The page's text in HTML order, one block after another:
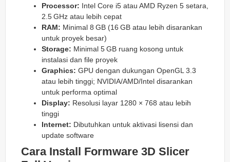
Processor: Intel Core i5 atau AMD Ryzen 5 setara,
2.5 GHz atau lebih cepat
RAM: Minimal 8 GB (16 GB atau lebih disarankan
untuk proyek besar)
Storage: Minimal 5 GB ruang kosong untuk
instalasi dan file proyek
Graphics: GPU dengan dukungan OpenGL 3.3
atau lebih tinggi; NVIDIA/AMD/Intel disarankan
untuk performa optimal
Display: Resolusi layar 1280 × 768 atau lebih
tinggi
Internet: Dibutuhkan untuk aktivasi lisensi dan
update software
Cara Install Formware 3D Slicer